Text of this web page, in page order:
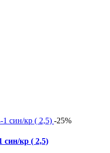
-25%
син/кр ( 2,5)